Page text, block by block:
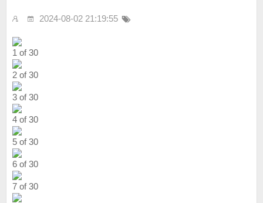
2024-08-02 21:19:55
1 of 30
2 of 30
3 of 30
4 of 30
5 of 30
6 of 30
7 of 30